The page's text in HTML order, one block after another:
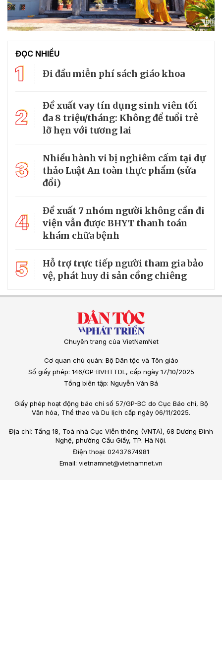
ĐỌC NHIỀU
1 Đi đầu miễn phí sách giáo khoa
2
Đề xuất vay tín dụng sinh viên tối
đa 8 triệu/tháng: Không để tuổi trẻ
lỡ hẹn với tương lai
3
Nhiều hành vi bị nghiêm cấm tại dự
thảo Luật An toàn thực phẩm (sửa
đổi)
4
Đề xuất 7 nhóm người không cần đi
viện vẫn được BHYT thanh toán
khám chữa bệnh
5
Hỗ trợ trực tiếp người tham gia bảo
vệ, phát huy di sản cồng chiêng
Chuyên trang của VietNamNet
Cơ quan chủ quản: Bộ Dân tộc và Tôn giáo
Số giấy phép: 146/GP-BVHTTDL, cấp ngày 17/10/2025
Tổng biên tập: Nguyễn Văn Bá
Giấy phép hoạt động báo chí số 57/GP-BC do Cục Báo chí, Bộ
Văn hóa, Thể thao và Du lịch cấp ngày 06/11/2025.
Địa chỉ: Tầng 18, Toà nhà Cục Viễn thông (VNTA), 68 Dương Đình
Nghệ, phường Cầu Giấy, TP. Hà Nội.
Điện thoại: 02437674981
Email: vietnamnet@vietnamnet.vn